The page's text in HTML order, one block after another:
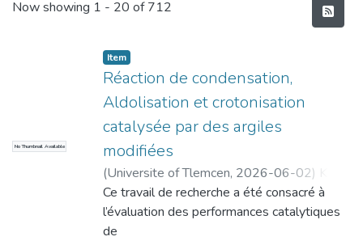
Recent Submissions
Now showing 1 - 20 of 712
No Thumbnail Available
Item
Réaction de condensation,
Aldolisation et crotonisation
catalysée par des argiles
modifiées
(Universite of Tlemcen, 2026-06-02)
Hidayet
Ce travail de recherche a été consacré à
l’évaluation des performances catalytiques
de